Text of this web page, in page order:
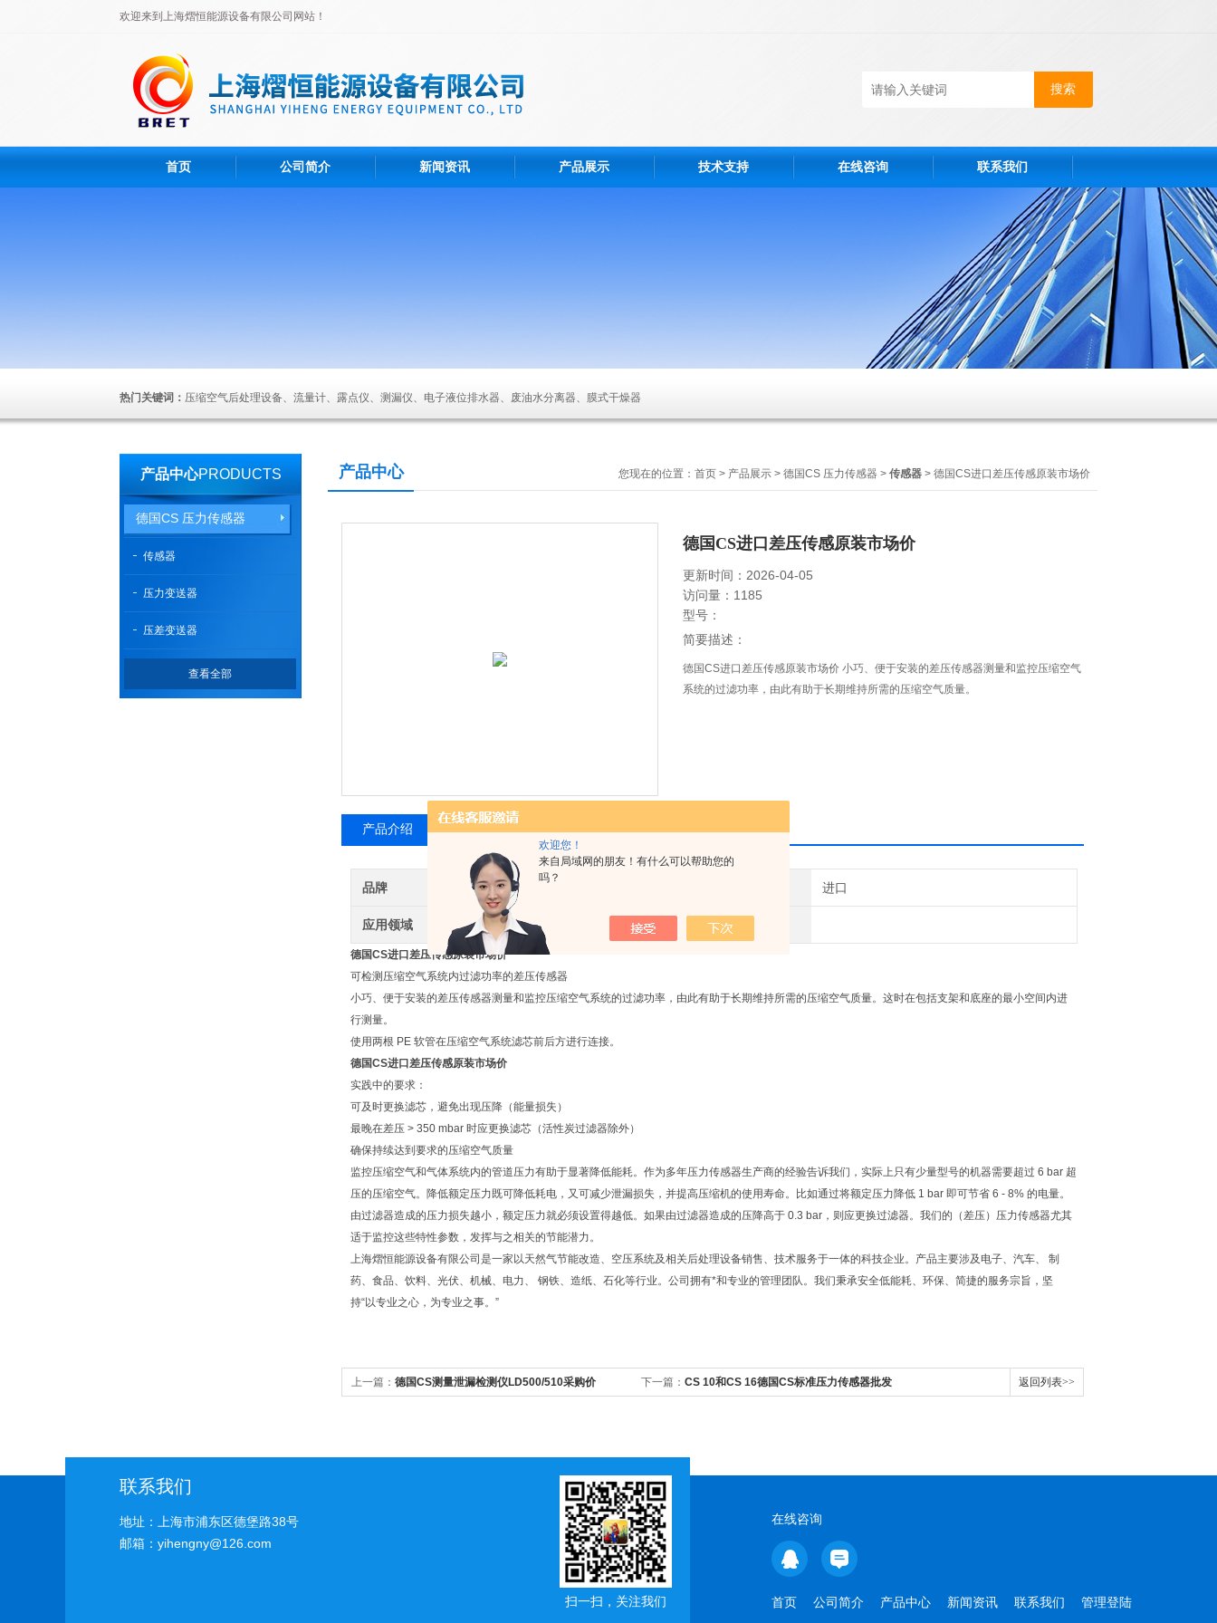
欢迎您！
来自局域网的朋友！有什么可以帮助您的
吗？
欢迎来到上海熠恒能源设备有限公司网站！
首页 公司简介 新闻资讯 产品展示 技术支持 在线咨询 联系我们
热门关键词： 压缩空气后处理设备、流量计、露点仪、测漏仪、电子液位排水器、废油水分离器、膜式干燥器
产品中心PRODUCTS
德国CS 压力传感器
传感器
压力变送器
压差变送器
查看全部
产品中心 您现在的位置： 首页 > 产品展示 > 德国CS 压力传感器 > 传感器 > 德国CS进口差压传感原装市场价
德国CS进口差压传感原装市场价
更新时间：2026-04-05
访问量：1185
型号：
简要描述：
德国CS进口差压传感原装市场价 小巧、便于安装的差压传感器测量和监控压缩空气
系统的过滤功率，由此有助于长期维持所需的压缩空气质量。
产品介绍
品牌 其他品牌 进口
应用领域 环保
德国CS进口差压传感原装市场价
可检测压缩空气系统内过滤功率的差压传感器
小巧、便于安装的差压传感器测量和监控压缩空气系统的过滤功率，由此有助于长期维持所需的压缩空气质量。这时在包括支架和底座的最小空间内进
行测量。
使用两根 PE 软管在压缩空气系统滤芯前后方进行连接。
德国CS进口差压传感原装市场价
实践中的要求：
可及时更换滤芯，避免出现压降（能量损失）
最晚在差压 > 350 mbar 时应更换滤芯（活性炭过滤器除外）
确保持续达到要求的压缩空气质量
监控压缩空气和气体系统内的管道压力有助于显著降低能耗。作为多年压力传感器生产商的经验告诉我们，实际上只有少量型号的机器需要超过 6 bar 超
压的压缩空气。降低额定压力既可降低耗电，又可减少泄漏损失，并提高压缩机的使用寿命。比如通过将额定压力降低 1 bar 即可节省 6 - 8% 的电量。
由过滤器造成的压力损失越小，额定压力就必须设置得越低。如果由过滤器造成的压降高于 0.3 bar，则应更换过滤器。我们的（差压）压力传感器尤其
适于监控这些特性参数，发挥与之相关的节能潜力。
上海熠恒能源设备有限公司是一家以天然气节能改造、空压系统及相关后处理设备销售、技术服务于一体的科技企业。产品主要涉及电子、汽车、 制
药、食品、饮料、光伏、机械、电力、 钢铁、造纸、石化等行业。公司拥有*和专业的管理团队。我们秉承安全低能耗、环保、简捷的服务宗旨，坚
持“以专业之心，为专业之事。”
上一篇： 德国CS测量泄漏检测仪LD500/510采购价 下一篇： CS 10和CS 16德国CS标准压力传感器批发 返回列表>>
联系我们
地址：上海市浦东区德堡路38号
邮箱：yihengny@126.com
扫一扫，关注我们
在线咨询
首页 公司简介 产品中心 新闻资讯 联系我们 管理登陆